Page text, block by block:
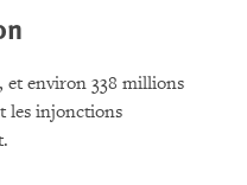
et environ 338 millions
les injonctions